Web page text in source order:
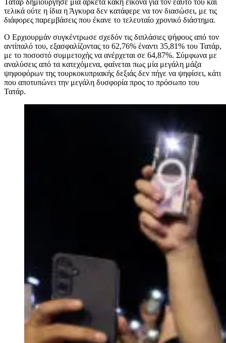
τελικά ούτε η ίδια η Άγκυρα δεν κατάφερε να τον διασώσει, με τις
διάφορες παρεμβάσεις που έκανε το τελευταίο χρονικό διάστημα.
Ο Ερχιουρμάν συγκέντρωσε σχεδόν τις διπλάσιες ψήφους από τον
αντίπαλό του, εξασφαλίζοντας το 62,76% έναντι 35,81% του Τατάρ,
με το ποσοστό συμμετοχής να ανέρχεται σε 64,87%. Σύμφωνα με
αναλύσεις από τα κατεχόμενα, φαίνεται πως μία μεγάλη μάζα
ψηφοφόρων της τουρκοκυπριακής δεξιάς δεν πήγε να ψηφίσει, κάτι
που αποτυπώνει την μεγάλη δυσφορία προς το πρόσωπο του
Τατάρ.